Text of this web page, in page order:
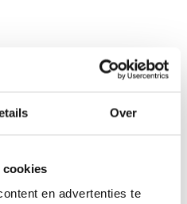
Over
cookies
en advertenties te